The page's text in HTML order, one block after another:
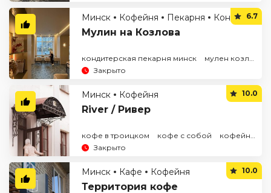
Минск Кофейня Пекарня Кондитерская
Мулин на Козлова
6.7
кондитерская пекарня минск
мулен козлова
Закрыто
Минск Кофейня
River / Ривер
10.0
кофе в троицком кофе с собой
кофейня в центре
Закрыто
Минск Кафе Кофейня
Территория кофе
10.0